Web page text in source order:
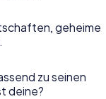
geheime
zu seinen
deine?